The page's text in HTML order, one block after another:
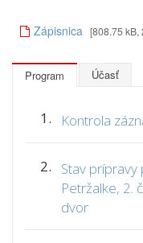
Zápisnica [808.75 kB,
Program Účasť
1. Kontrola
2.
Stav
Petržalke, 2.
dvor